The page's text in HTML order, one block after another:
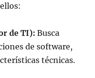
de TI): Busca
de software,
técnicas.